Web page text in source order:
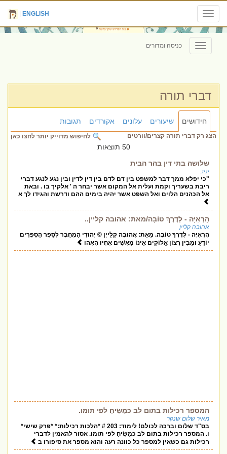
Toggle
navigation
ENGLISH
Toggle
navigation
כניסה ומדורים
דברי תורה
חידושים שיעורים עלונים אקורדים תגובות
לחיפוש מדוייק יותר לחצו כאן הצג רק דברי תורה קצרים/וורטים
50 תוצאות
שלושה בתי דין בהר הבית
יניב
"כי יפלא ממך דבר למשפט בין דם לדם בין דין לדין ובין נגע לנגע דברי
ריבת בשעריך וקמת ועלית אל המקום אשר יבחר ה ' אלקיך בו . ובאת
אל הכהנים הלוים ואל השפט אשר יהיה בימים ההם ודרשת והגידו לך א
הָרְאִיָּה - לְדֶרֶךְ טוֹבָה/מאת: אהובה קליין..
אהובה קליין
הָרְאִיָּה - לְדֶרֶךְ טוֹבָה. מֵאֵת: אֲהוּבָה קְלַייְן © יְהוּדִי הַמְּחֻבָּר לְסֵפֶר הַסְּפָרִים
יוֹדֵעַ וּמֵבִין רְצוֹן אֱלוֹקִים אֵינוֹ מַאֲשִׁים אֶחָיו הָאֲהוּ
המספר רכילות בתום לב כמֵשִׂיחַ לפי תומו.
מאיר שלום שנקר
בס"ד שלום וברכה לכולם! לימוד: 203 # *הלכות רכילות:* *פרק שישי*
ו. המספר רכילות בתום לב כמֵשִׂיחַ לפי תומו. אסור להאמין לדברי
רכילות גם כשאין למספר כל כוונה רעה והוא מספר את סיפורו ב